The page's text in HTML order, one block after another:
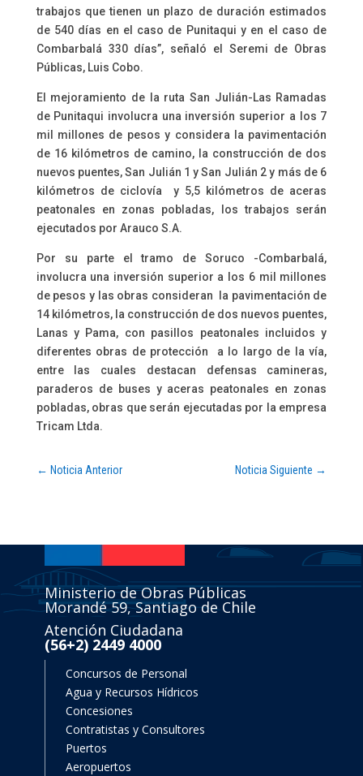
trabajos que tienen un plazo de duración estimados
de 540 días en el caso de Punitaqui y en el caso de
Combarbalá 330 días”, señaló el Seremi de Obras
Públicas, Luis Cobo.
El mejoramiento de la ruta San Julián-Las Ramadas
de Punitaqui involucra una inversión superior a los 7
mil millones de pesos y considera la pavimentación
de 16 kilómetros de camino, la construcción de dos
nuevos puentes, San Julián 1 y San Julián 2 y más de 6
kilómetros de ciclovía y 5,5 kilómetros de aceras
peatonales en zonas pobladas, los trabajos serán
ejecutados por Arauco S.A.
Por su parte el tramo de Soruco -Combarbalá,
involucra una inversión superior a los 6 mil millones
de pesos y las obras consideran la pavimentación de
14 kilómetros, la construcción de dos nuevos puentes,
Lanas y Pama, con pasillos peatonales incluidos y
diferentes obras de protección a lo largo de la vía,
entre las cuales destacan defensas camineras,
paraderos de buses y aceras peatonales en zonas
pobladas, obras que serán ejecutadas por la empresa
Tricam Ltda.
← Noticia Anterior Noticia Siguiente →
Ministerio de Obras Públicas
Morandé 59, Santiago de Chile
Atención Ciudadana
(56+2) 2449 4000
Concursos de Personal
Agua y Recursos Hídricos
Concesiones
Contratistas y Consultores
Puertos
Aeropuertos